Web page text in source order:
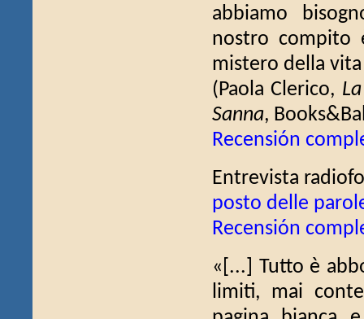
abbiamo
nostro compito
mistero della
(Paola Clerico,
Sanna,
Recensión
Entrevista
posto delle
Recensión
«[...] Tutto è
limiti, mai